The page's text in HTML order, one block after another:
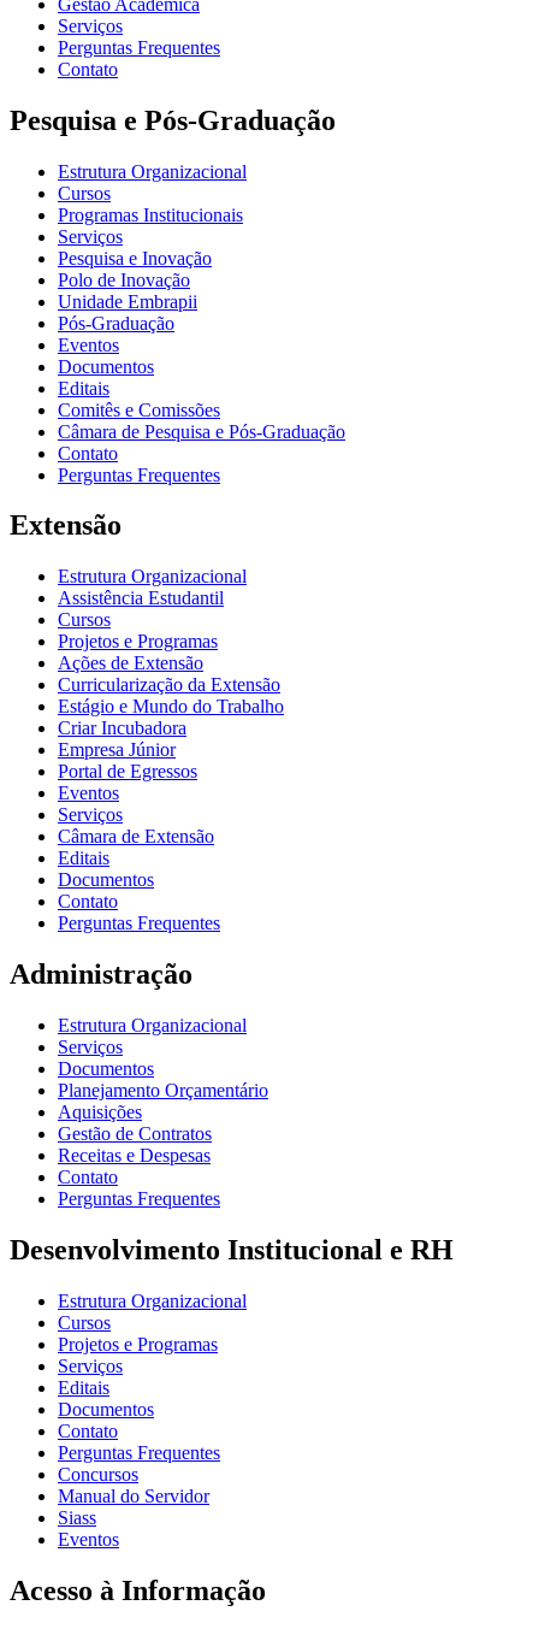
Serviços
Perguntas Frequentes
Contato
Pesquisa e Pós-Graduação
Estrutura Organizacional
Cursos
Programas Institucionais
Serviços
Pesquisa e Inovação
Polo de Inovação
Unidade Embrapii
Pós-Graduação
Eventos
Documentos
Editais
Comitês e Comissões
Câmara de Pesquisa e Pós-Graduação
Contato
Perguntas Frequentes
Extensão
Estrutura Organizacional
Assistência Estudantil
Cursos
Projetos e Programas
Ações de Extensão
Curricularização da Extensão
Estágio e Mundo do Trabalho
Criar Incubadora
Empresa Júnior
Portal de Egressos
Eventos
Serviços
Câmara de Extensão
Editais
Documentos
Contato
Perguntas Frequentes
Administração
Estrutura Organizacional
Serviços
Documentos
Planejamento Orçamentário
Aquisições
Gestão de Contratos
Receitas e Despesas
Contato
Perguntas Frequentes
Desenvolvimento Institucional e RH
Estrutura Organizacional
Cursos
Projetos e Programas
Serviços
Editais
Documentos
Contato
Perguntas Frequentes
Concursos
Manual do Servidor
Siass
Eventos
Acesso à Informação